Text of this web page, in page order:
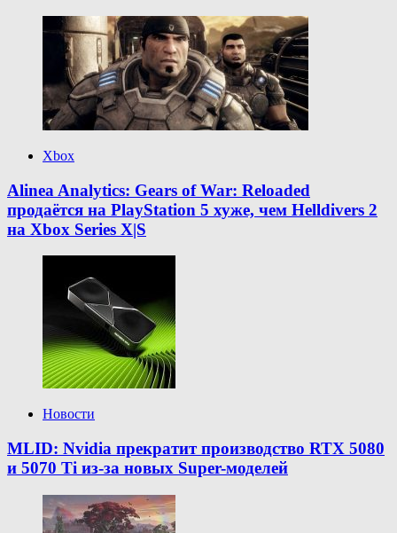
Xbox
Alinea Analytics: Gears of War: Reloaded
продаётся на PlayStation 5 хуже, чем Helldivers 2
на Xbox Series X|S
Новости
MLID: Nvidia прекратит производство RTX 5080
и 5070 Ti из-за новых Super-моделей